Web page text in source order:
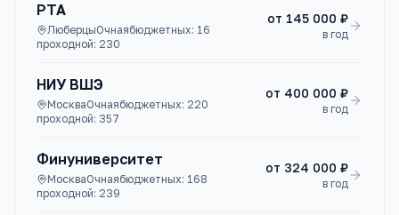
РТА
ЛюберцыОчнаябюджетных: 16
проходной: 230
от 145 000 ₽
в год
НИУ ВШЭ
МоскваОчнаябюджетных: 220
проходной: 357
от 400 000 ₽
в год
Финуниверситет
МоскваОчнаябюджетных: 168
проходной: 239
от 324 000 ₽
в год